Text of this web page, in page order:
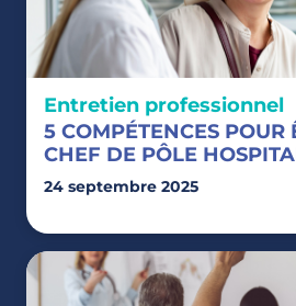
Entretien professionnel
5 COMPÉTENCES POUR
CHEF DE PÔLE
24 septembre 2025